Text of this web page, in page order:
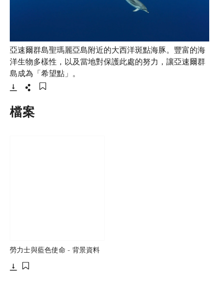
亞速爾群島聖瑪麗亞島附近的大西洋斑點海豚。豐富的海
洋生物多樣性，以及當地對保護此處的努力，讓亞速爾群
島成為「希望點」。
檔案
勞力士與藍色使命 - 背景資料